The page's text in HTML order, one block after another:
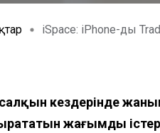
iSpace: iPhone-ды
салқын кездерінде
жағымды